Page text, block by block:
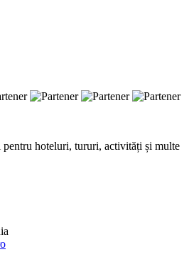
pentru hoteluri, tururi, activități și multe